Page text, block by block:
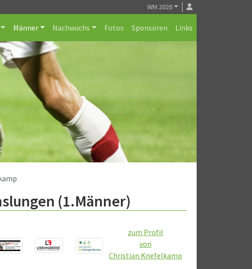
WM 2026
Männer Nachwuchs Fotos Sponsoren Links
(1.Männer)
zum Profil
von
Christian Knefelkamp